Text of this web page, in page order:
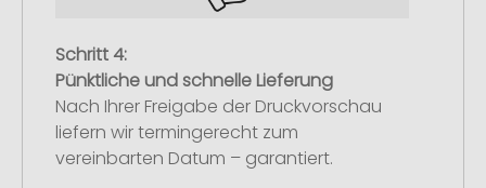
Schritt 4:
Pünktliche und schnelle Lieferung
Nach Ihrer Freigabe der Druckvorschau
liefern wir termingerecht zum
vereinbarten Datum – garantiert.